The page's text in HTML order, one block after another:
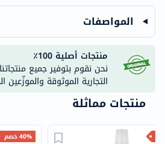
المواصفات
منتجات أصلية 100٪
نحن نقوم بتوفير جميع
التجارية الموثوقة والموزّعين
منتجات مماثلة
40% خصم